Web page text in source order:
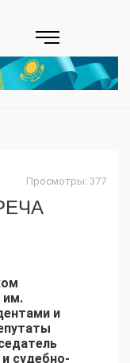
Просмотры: 377
им.
и
судебно-